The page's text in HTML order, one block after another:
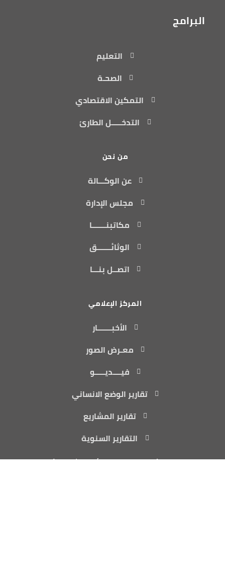
البرامج
التعليم
الصحـة
التمكين الاقتصادي
التدخـــــل الطارئ
من نحن
عن الوكـــالة
مجلس الإدارة
مكاتبنـــــــا
الوثائـــــــق
اتصــل بنـــا
المركز الإعلامي
الأخبـــــــار
معـرض الصور
فيــــديـــــو
تقارير الوضع الانساني
تقارير المشاريع
التقارير السنوية
المكتب الرئيسي: اليمن - مأرب - شارع الأربعين